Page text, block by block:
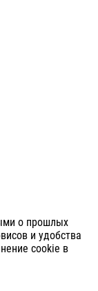
о прошлых
и удобства
cookie в